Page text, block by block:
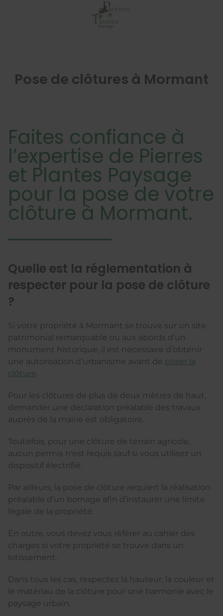
Clôtures
sécuriser et décorer votre
à Aubepierre-Ozouer-le-
Pose de clôtures à Mormant
Faites confiance à
l’expertise de Pierres
et Plantes Paysage
pour la pose de votre
clôture à Mormant.
Quelle est la réglementation à
respecter pour la pose de clôture
?
Si votre propriété à Mormant se trouve sur un site
patrimonial remarquable ou aux abords d’un
monument historique, il est nécessaire d’obtenir
une autorisation d’urbanisme avant de poser la
clôture.
Pour les clôtures de plus de deux mètres de haut,
demander une déclaration préalable des travaux
auprès de la mairie est obligatoire.
Toutefois, pour une clôture de terrain agricole,
aucun permis n'est requis sauf si vous utilisez un
dispositif électrifié.
Par ailleurs, la pose de clôture requiert la réalisation
préalable d’un bornage afin d’instaurer une limite
légale de la propriété.
En outre, vous devez vous référer au cahier des
charges si votre propriété se trouve dans un
lotissement.
Dans tous les cas, respectez la hauteur, la couleur et
le matériau de la clôture pour une harmonie avec le
paysage urbain.